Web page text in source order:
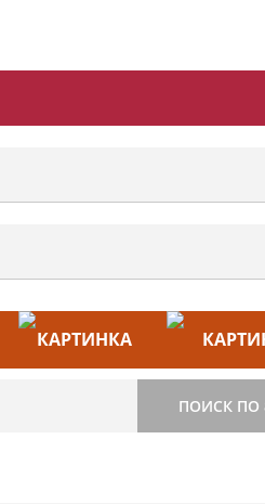
ПОИСК ПО